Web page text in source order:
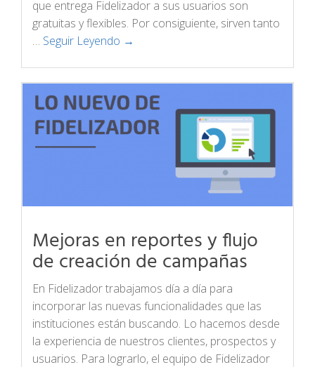
que entrega Fidelizador a sus usuarios son
gratuitas y flexibles. Por consiguiente, sirven tanto
… Seguir Leyendo →
Mejoras en reportes y flujo
de creación de campañas
En Fidelizador trabajamos día a día para
incorporar las nuevas funcionalidades que las
instituciones están buscando. Lo hacemos desde
la experiencia de nuestros clientes, prospectos y
usuarios. Para lograrlo, el equipo de Fidelizador